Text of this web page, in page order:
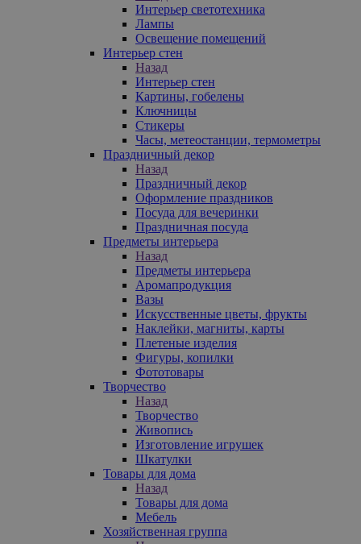
Интерьер светотехника
Лампы
Освещение помещений
Интерьер стен
Назад
Интерьер стен
Картины, гобелены
Ключницы
Стикеры
Часы, метеостанции, термометры
Праздничный декор
Назад
Праздничный декор
Оформление праздников
Посуда для вечеринки
Праздничная посуда
Предметы интерьера
Назад
Предметы интерьера
Аромапродукция
Вазы
Искусственные цветы, фрукты
Наклейки, магниты, карты
Плетеные изделия
Фигуры, копилки
Фототовары
Творчество
Назад
Творчество
Живопись
Изготовление игрушек
Шкатулки
Товары для дома
Назад
Товары для дома
Мебель
Хозяйственная группа